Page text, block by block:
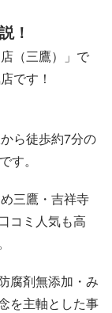
！
（三鷹）」で
です！
ら徒歩約7分の
す。
三鷹・吉祥寺
コミ人気も高
腐剤無添加・み
を主軸とした事